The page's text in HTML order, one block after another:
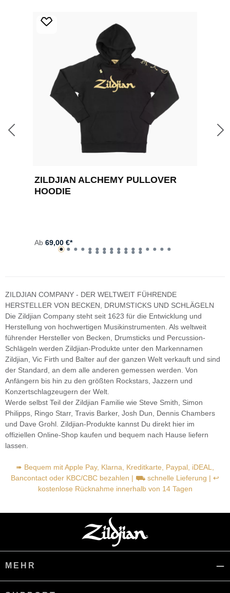
ZILDJIAN ALCHEMY PULLOVER
HOODIE
Ab 69,00 €*
ZILDJIAN COMPANY - DER WELTWEIT FÜHRENDE
HERSTELLER VON BECKEN, DRUMSTICKS UND SCHLÄGELN
Die Zildjian Company steht seit 1623 für die Entwicklung und
Herstellung von hochwertigen Musikinstrumenten. Als weltweit
führender Hersteller von Becken, Drumsticks und Percussion-
Schlägeln werden Zildjian-Produkte unter den Markennamen
Zildjian, Vic Firth und Balter auf der ganzen Welt verkauft und sind
der Standard, an dem alle anderen gemessen werden. Von
Anfängern bis hin zu den größten Rockstars, Jazzern und
Konzertschlagzeugern der Welt.
Werde selbst Teil der Zildjian Familie wie Steve Smith, Simon
Philipps, Ringo Starr, Travis Barker, Josh Dun, Dennis Chambers
und Dave Grohl. Zildjian-Produkte kannst Du direkt hier im
offiziellen Online-Shop kaufen und bequem nach Hause liefern
lassen.
➠ Bequem mit Apple Pay, Klarna, Kreditkarte, Paypal, iDEAL,
Bancontact oder KBC/CBC bezahlen | ⛟ schnelle Lieferung | ↩
kostenlose Rücknahme innerhalb von 14 Tagen
MEHR